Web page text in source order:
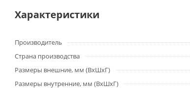
Характеристики
Производитель
Страна производства
Размеры внешние, мм (ВхШхГ)
Размеры внутренние, мм (ВхШхГ)